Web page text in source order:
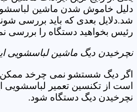
دلیل خاموش شدن ماشین
شد.دلایل بعدی که باید بررسی
رئیس بخواهید دستگاه را بررسی
نچرخیدن دیگ ماشین لباسشویی
اگر دیگ شستشو نمی چرخد ممکن
است از تکنسین تعمیر لباسشویی
نچرخیدن دیگ دستگاه شود.